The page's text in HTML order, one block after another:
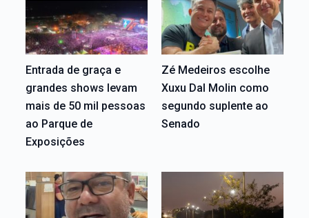
Entrada de graça e
grandes shows levam
mais de 50 mil pessoas
ao Parque de
Exposições
Zé Medeiros escolhe
Xuxu Dal Molin como
segundo suplente ao
Senado